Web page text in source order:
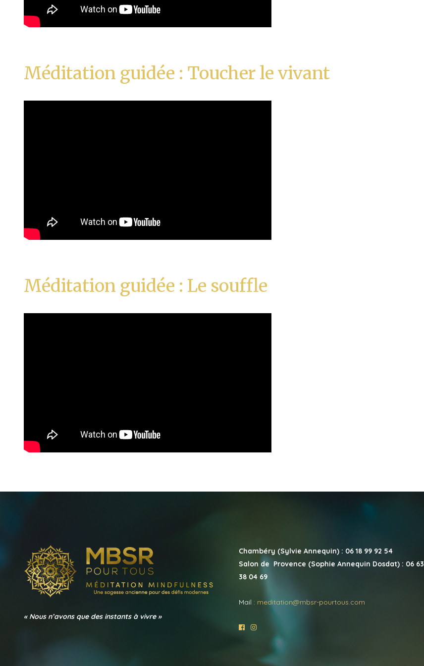
Méditation guidée : Toucher le vivant
Méditation guidée : Le souffle
« Nous n’avons que des instants à vivre »
Chambéry (Sylvie Annequin) : 06 18 99 92 54
Salon de Provence (Sophie Annequin Dosdat) : 06 63
38 04 69
Mail : meditation@mbsr-pourtous.com